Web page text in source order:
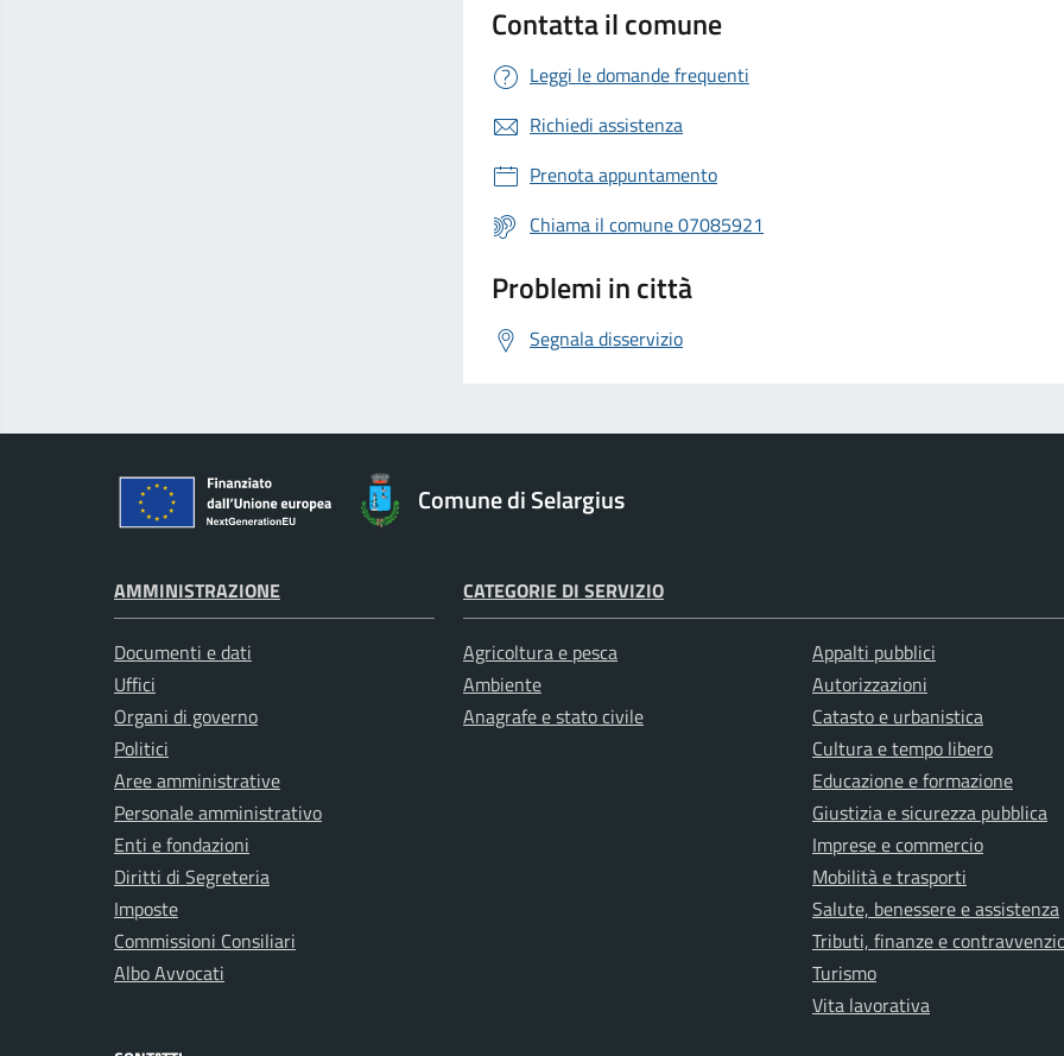
Contatta il comune
Leggi le domande frequenti
Richiedi assistenza
Prenota appuntamento
Chiama il comune 07085921
Problemi in città
Segnala disservizio
Comune di Selargius
AMMINISTRAZIONE
Documenti e dati
Uffici
Organi di governo
Politici
Aree amministrative
Personale amministrativo
Enti e fondazioni
Diritti di Segreteria
Imposte
Commissioni Consiliari
Albo Avvocati
CATEGORIE DI SERVIZIO
Agricoltura e pesca
Ambiente
Anagrafe e stato civile
Appalti pubblici
Autorizzazioni
Catasto e urbanistica
Cultura e tempo libero
Educazione e formazione
Giustizia e sicurezza pubblica
Imprese e commercio
Mobilità e trasporti
Salute, benessere e assistenza
Tributi, finanze e
Turismo
Vita lavorativa